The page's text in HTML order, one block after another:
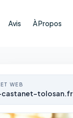
Avis À Propos
WEB
tolosan.fr